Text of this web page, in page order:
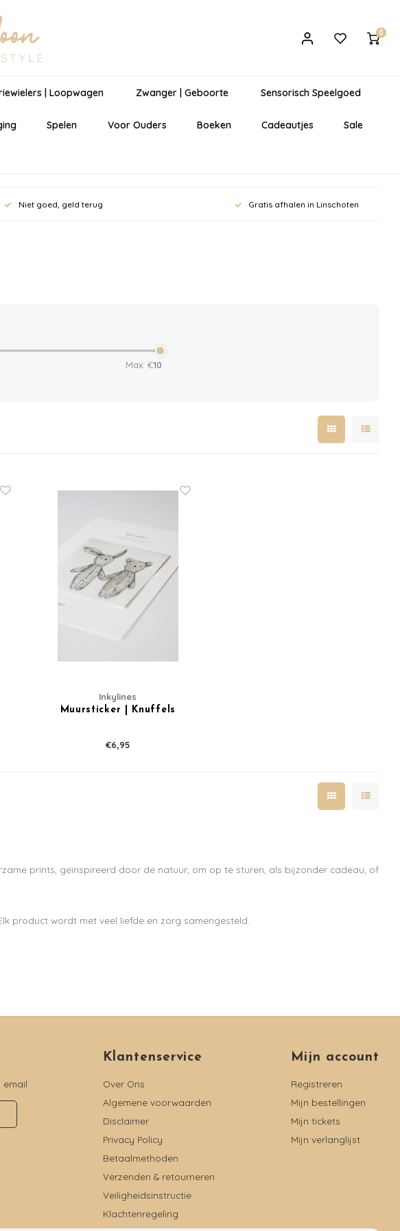
0
| Loopwagen Zwanger | Geboorte Sensorisch Speelgoed
Spelen Voor Ouders Boeken Cadeautjes Sale
Niet goed, geld terug Gratis afhalen in Linschoten
Max: €10
Inkylines
Muursticker | Knuffels
€6,95
prints, geïnspireerd door de natuur; om op te sturen, als bijzonder cadeau, of
product wordt met veel liefde en zorg samengesteld.
email
Klantenservice
Over Ons
Algemene voorwaarden
Disclaimer
Privacy Policy
Betaalmethoden
Verzenden & retourneren
Veiligheidsinstructie
Klachtenregeling
Mijn account
Registreren
Mijn bestellingen
Mijn tickets
Mijn verlanglijst